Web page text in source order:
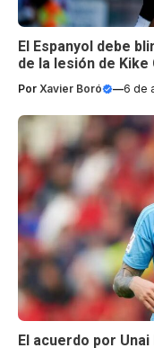
El Espanyol debe
de la lesión de Kike
Por Xavier Boró —6 de
El acuerdo por